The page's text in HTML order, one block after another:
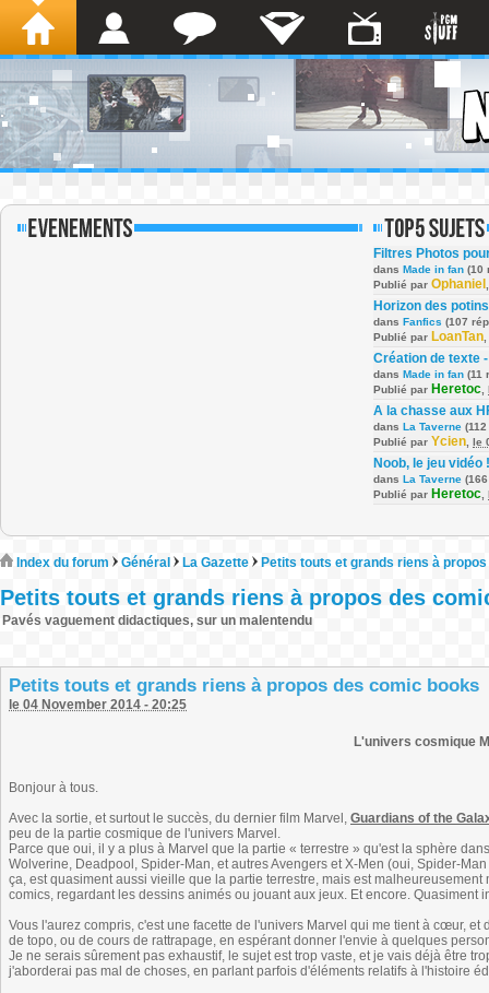
Filtres Photos
dans Made in fan (10
Publié par Ophaniel
Horizon des potins
dans Fanfics (107
Publié par LoanTan
Création de texte
dans Made in fan (11
Publié par Heretoc
A la chasse aux
dans La Taverne
Publié par Ycien le
Noob, le jeu vidéo !
dans La Taverne
Publié par Heretoc
Index du forum Général La Gazette Petits touts et grands riens à
Petits touts et grands riens à propos des
Pavés vaguement didactiques, sur un malentendu
Petits touts et grands riens à propos des comic books
le 04 November 2014 - 20:25
L'univers cosmique
Bonjour à tous.
Avec la sortie, et surtout le succès, du dernier film Marvel, Guardians of the
peu de la partie cosmique de l'univers Marvel.
Parce que oui, il y a plus à Marvel que la partie « terrestre » qu'est la sphère
Wolverine, Deadpool, Spider-Man, et autres Avengers et X-Men (oui, Spider-
ça, est quasiment aussi vieille que la partie terrestre, mais est
comics, regardant les dessins animés ou jouant aux jeux. Et encore.
Vous l'aurez compris, c'est une facette de l'univers Marvel qui me tient à cœur,
de topo, ou de cours de rattrapage, en espérant donner l'envie à quelques
Je ne serais sûrement pas exhaustif, le sujet est trop vaste, et je vais déjà être
j'aborderai pas mal de choses, en parlant parfois d'éléments relatifs à l'histoire